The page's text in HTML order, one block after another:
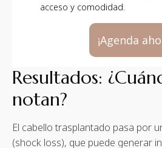
acceso y comodidad.
¡Agenda
Resultados:
notan?
El cabello trasplantado pasa por
(shock loss), que puede generar